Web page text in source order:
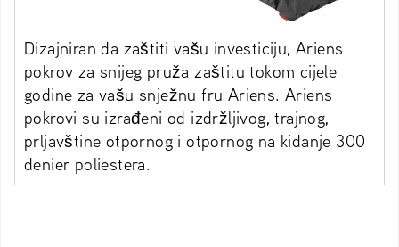
Dizajniran da zaštiti vašu investiciju, Ariens
pokrov za snijeg pruža zaštitu tokom cijele
godine za vašu snježnu fru Ariens. Ariens
pokrovi su izrađeni od izdržljivog, trajnog,
prljavštine otpornog i otpornog na kidanje 300
denier poliestera.